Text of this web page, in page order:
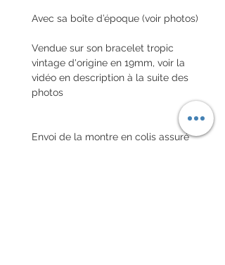
Avec sa boîte d’époque (voir photos)
Vendue sur son bracelet tropic
vintage d'origine en 19mm, voir la
vidéo en description à la suite des
photos
Envoi de la montre en colis assuré